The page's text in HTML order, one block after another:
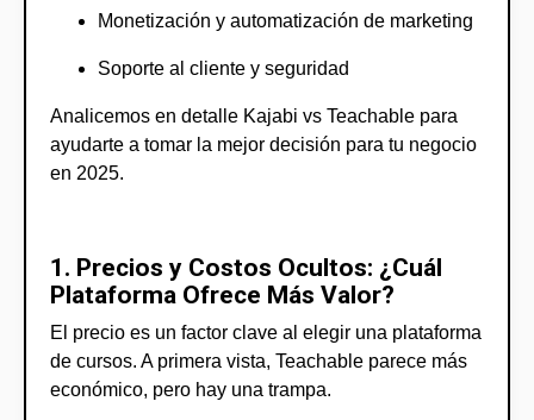
Monetización y automatización de marketing
Soporte al cliente y seguridad
Analicemos en detalle Kajabi vs Teachable para
ayudarte a tomar la mejor decisión para tu negocio
en 2025.
1. Precios y Costos Ocultos: ¿Cuál
Plataforma Ofrece Más Valor?
El precio es un factor clave al elegir una plataforma
de cursos. A primera vista, Teachable parece más
económico, pero hay una trampa.